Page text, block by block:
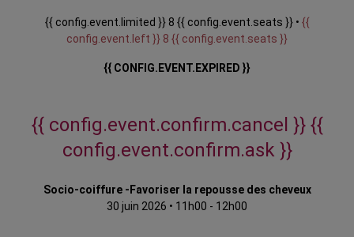
{{ config.event.limited }} 8 {{ config.event.seats }} • {{
config.event.left }} 8 {{ config.event.seats }}
{{ CONFIG.EVENT.EXPIRED }}
{{ config.event.confirm.cancel }} {{
config.event.confirm.ask }}
Socio-coiffure -Favoriser la repousse des cheveux
30 juin 2026 • 11h00 - 12h00